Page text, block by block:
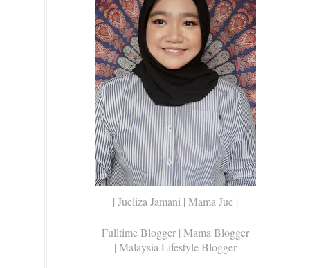
| Jueliza Jamani | Mama Jue |
Fulltime Blogger | Mama Blogger
| Malaysia Lifestyle Blogger